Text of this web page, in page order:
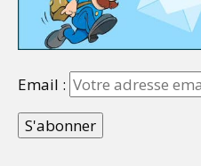
Email :